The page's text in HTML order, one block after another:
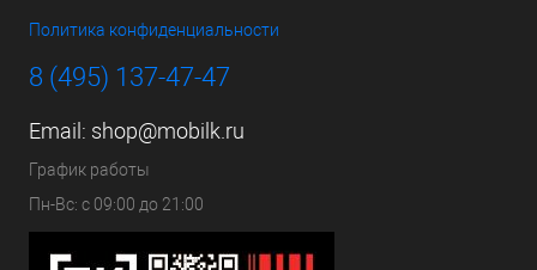
Политика конфиденциальности
8 (495) 137-47-47
Email: shop@mobilk.ru
График работы
Пн-Вс: с 09:00 до 21:00